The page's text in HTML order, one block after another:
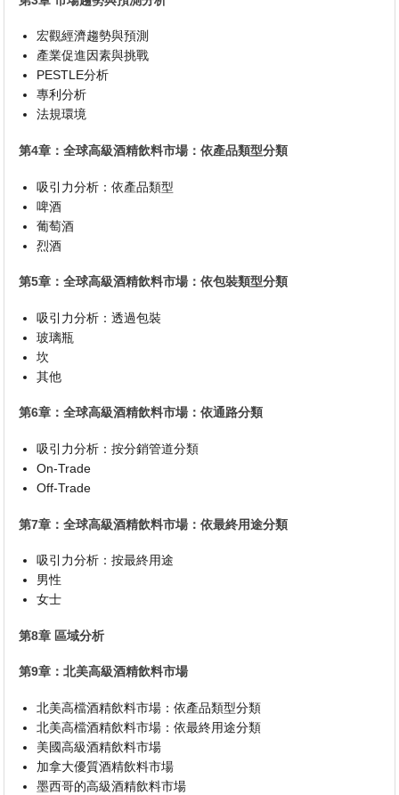
宏觀經濟趨勢與預測
產業促進因素與挑戰
PESTLE分析
專利分析
法規環境
第4章：全球高級酒精飲料市場：依產品類型分類
吸引力分析：依產品類型
啤酒
葡萄酒
烈酒
第5章：全球高級酒精飲料市場：依包裝類型分類
吸引力分析：透過包裝
玻璃瓶
坎
其他
第6章：全球高級酒精飲料市場：依通路分類
吸引力分析：按分銷管道分類
On-Trade
Off-Trade
第7章：全球高級酒精飲料市場：依最終用途分類
吸引力分析：按最終用途
男性
女士
第8章 區域分析
第9章：北美高級酒精飲料市場
北美高檔酒精飲料市場：依產品類型分類
北美高檔酒精飲料市場：依最終用途分類
美國高級酒精飲料市場
加拿大優質酒精飲料市場
墨西哥的高級酒精飲料市場